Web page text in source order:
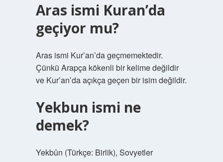
Aras ismi Kuran’da
geçiyor mu?
Aras ismi Kur’an’da geçmemektedir.
Çünkü Arapça kökenli bir kelime değildir
ve Kur’an’da açıkça geçen bir isim değildir.
Yekbun ismi ne
demek?
Yekbûn (Türkçe: Birlik), Sovyetler